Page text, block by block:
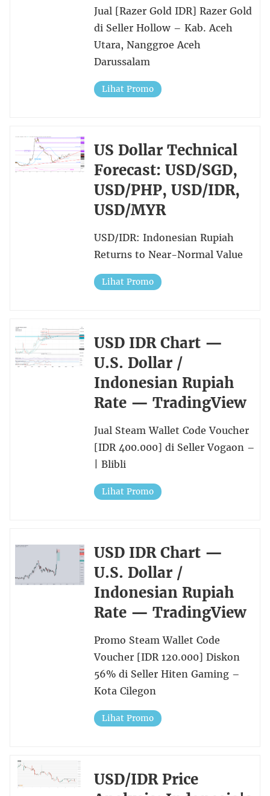
Jual [Razer Gold IDR] Razer Gold
di Seller Hollow – Kab. Aceh
Utara, Nanggroe Aceh
Darussalam
Lihat Promo
US Dollar Technical
Forecast: USD/SGD,
USD/PHP, USD/IDR,
USD/MYR
USD/IDR: Indonesian Rupiah
Returns to Near-Normal Value
Lihat Promo
USD IDR Chart —
U.S. Dollar /
Indonesian Rupiah
Rate — TradingView
Jual Steam Wallet Code Voucher
[IDR 400.000] di Seller Vogaon –
| Blibli
Lihat Promo
USD IDR Chart —
U.S. Dollar /
Indonesian Rupiah
Rate — TradingView
Promo Steam Wallet Code
Voucher [IDR 120.000] Diskon
56% di Seller Hiten Gaming –
Kota Cilegon
Lihat Promo
USD/IDR Price